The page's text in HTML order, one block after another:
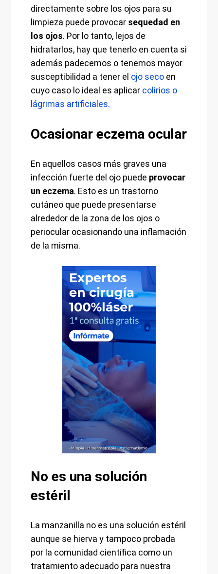
directamente sobre los ojos para su
limpieza puede provocar sequedad en
los ojos. Por lo tanto, lejos de
hidratarlos, hay que tenerlo en cuenta si
además padecemos o tenemos mayor
susceptibilidad a tener el ojo seco en
cuyo caso lo ideal es aplicar colirios o
lágrimas artificiales.
Ocasionar eczema ocular
En aquellos casos más graves una
infección fuerte del ojo puede provocar
un eczema. Esto es un trastorno
cutáneo que puede presentarse
alrededor de la zona de los ojos o
periocular ocasionando una inflamación
de la misma.
No es una solución
estéril
La manzanilla no es una solución estéril
aunque se hierva y tampoco probada
por la comunidad científica como un
tratamiento adecuado para nuestra